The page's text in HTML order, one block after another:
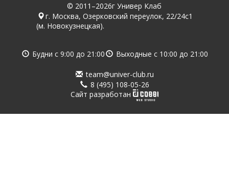
© 2011–2026г Универ Клаб
г. Москва, Озерковский переулок, 22/24с1
(м. Новокузнецкая).
Будни с 9:00 до 21:00 Выходные с 10:00 до 21:00
team@univer-club.ru
8 (495) 108-05-26
Cайт разработан